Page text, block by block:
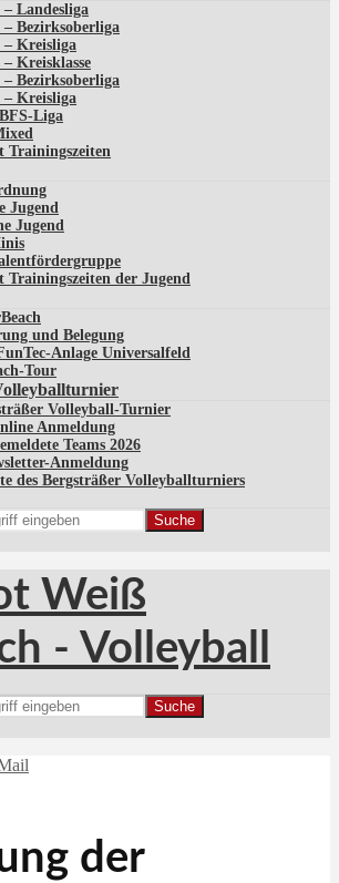
– Landesliga
– Bezirksoberliga
– Kreisliga
Kreisklasse
Bezirksoberliga
– Kreisliga
Liga
Trainingszeiten
Jugend
Jugend
Trainingszeiten der Jugend
und Belegung
Anlage Universalfeld
Tour
Volleyball-Turnier
Anmeldung
Teams 2026
Anmeldung
des Bergsträßer Volleyballturniers
Suche
Suche
der